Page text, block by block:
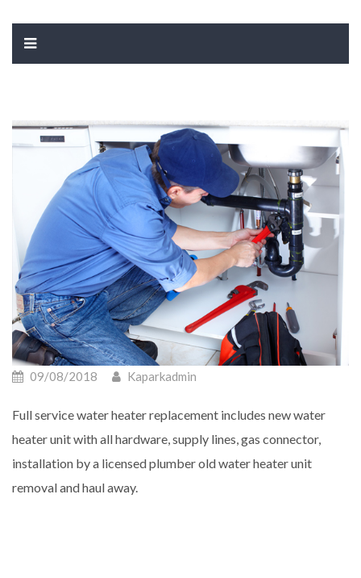
09/08/2018 Kaparkadmin
Full service water heater replacement includes new water
heater unit with all hardware, supply lines, gas connector,
installation by a licensed plumber old water heater unit
removal and haul away.